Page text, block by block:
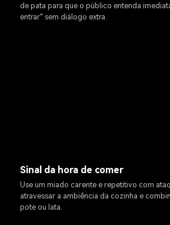
de pata para que o público entenda
entrar" sem diálogo extra.
Sinal da hora de comer
Use um miado carente e repetitivo com
atravessar a ambiência da cozinha e
pote ou lata.